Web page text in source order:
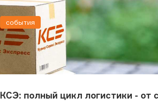
КСЭ: полный цикл логистики - от
события